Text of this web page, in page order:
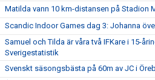
Matilda vann 10 km-distansen på Stadion
Scandic Indoor Games dag 3: Johanna
Samuel och Tilda är våra två IFKare i 15-
Sverigestatistik
Svenskt säsongsbästa på 60m av JC i